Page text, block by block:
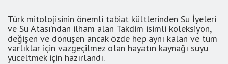
Türk mitolojisinin önemli tabiat kültlerinden Su İyeleri
ve Su Atası’ndan ilham alan Takdim isimli koleksiyon,
değişen ve dönüşen ancak özde hep aynı kalan ve tüm
varlıklar için vazgeçilmez olan hayatın kaynağı suyu
yüceltmek için hazırlandı.